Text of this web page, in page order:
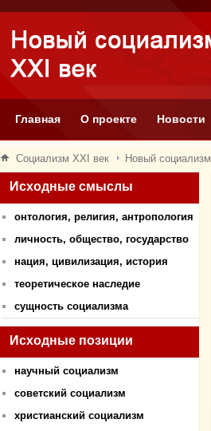
Главная О проекте Новости
Социализм XXI век Новый социализм
Исходные смыслы
онтология, религия, антропология
личность, общество, государство
нация, цивилизация, история
теоретическое наследие
сущность социализма
Исходные позиции
научный социализм
советский социализм
христианский социализм